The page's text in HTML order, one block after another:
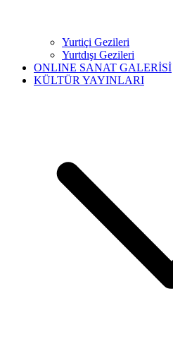
Yurtiçi Gezileri
Yurtdışı Gezileri
ONLINE SANAT GALERİSİ
KÜLTÜR YAYINLARI